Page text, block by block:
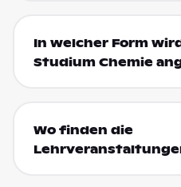
In welcher Form
Studium Chemie
Wo finden die